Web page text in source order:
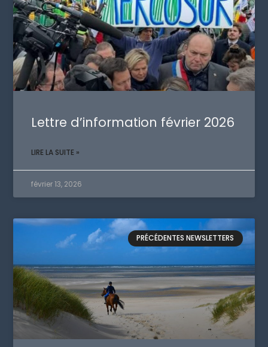
Lettre d’information février 2026
LIRE LA SUITE »
février 13, 2026
PRÉCÉDENTES NEWSLETTERS